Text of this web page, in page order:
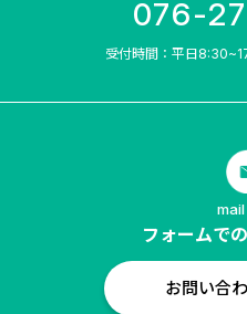
076-
受付時間：平日
フォームで
お問い合